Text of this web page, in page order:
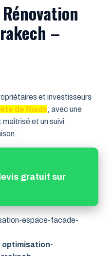
–
et investisseurs
de Riads, avec une
et un suivi
gratuit sur
optimisation-